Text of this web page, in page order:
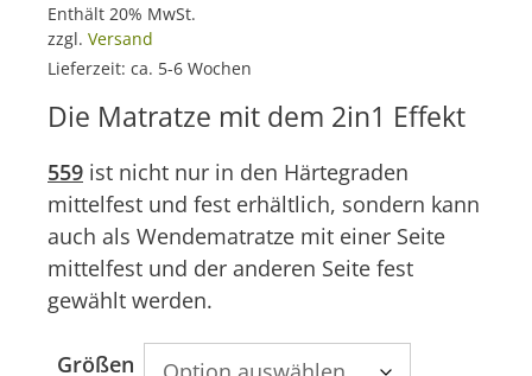
Enthält 20% MwSt.
zzgl. Versand
Lieferzeit: ca. 5-6 Wochen
Die Matratze mit dem 2in1 Effekt
559 ist nicht nur in den Härtegraden
mittelfest und fest erhältlich, sondern kann
auch als Wendematratze mit einer Seite
mittelfest und der anderen Seite fest
gewählt werden.
Größen